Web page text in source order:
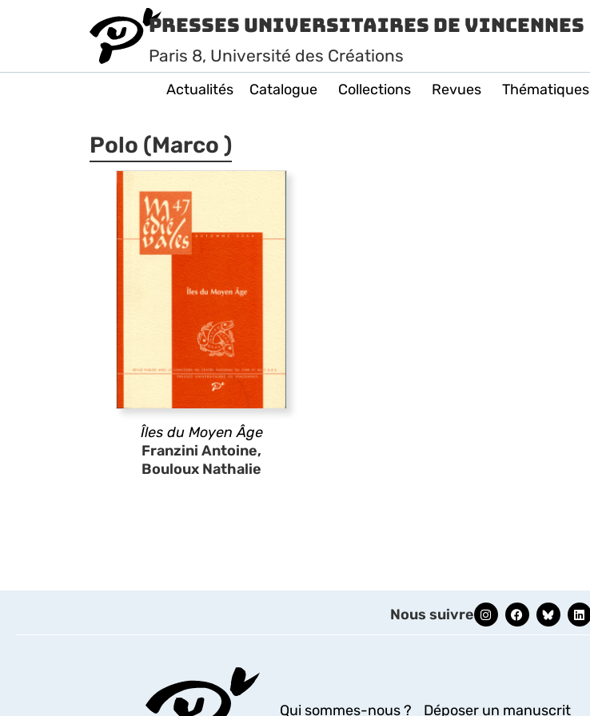
Presses Universitaires de Vincennes
Paris 8, Université des Créations
Actualités Catalogue Collections Revues Thématiques
Polo (Marco )
Îles du Moyen Âge
Franzini Antoine,
Bouloux Nathalie
Nous suivre
Qui sommes-nous ? Déposer un manuscrit